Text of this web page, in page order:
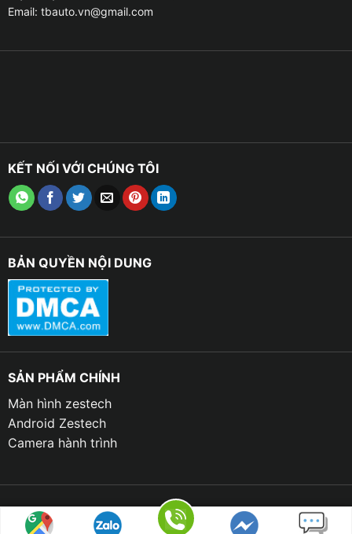
– Google Maps, Navitel, Vietmap S1 để dẫn đường,
Giao diện trực quan, chia đôi màn hình
– Giao diện tùy biến theo sở thích.
– Chuyển đổi nhanh giữa các ứng dụng bằng thao tác
Email: tbauto.vn@gmail.com
KẾT NỐI VỚI CHÚNG TÔI
BẢN QUYỀN NỘI DUNG
SẢN PHẨM CHÍNH
Màn hình zestech
Android Zestech
Camera hành trình